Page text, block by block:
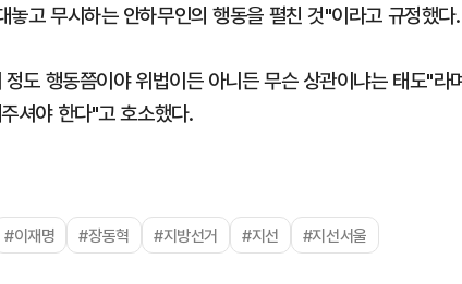
고 무시하는 안하무인의 행동을 펼친 것"이라고 규정했다.
도 행동쯤이야 위법이든 아니든 무슨 상관이냐는 태도"라
셔야 한다"고 호소했다.
#이재명 #장동혁 #지방선거 #지선 #지선서울